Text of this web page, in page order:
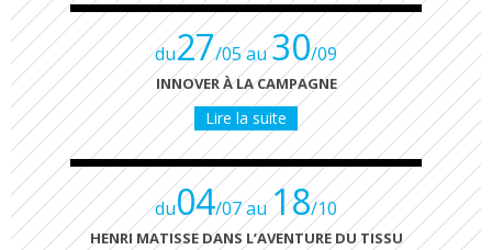
du27/05 au30/09
INNOVER À LA CAMPAGNE
Lire la suite
du04/07 au18/10
HENRI MATISSE DANS L’AVENTURE DU TISSU